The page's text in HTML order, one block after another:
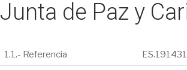
Junta de Paz y
1.1.- Referencia